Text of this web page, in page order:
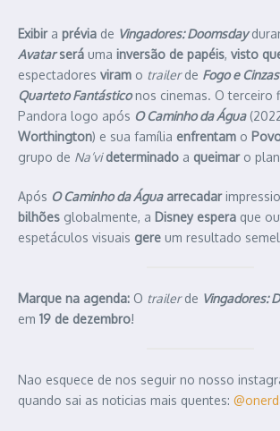
Exibira prévia de Vingadores: Doomsday
Avatar será uma inversão de papéis, visto
espectadores viram o trailerde Fogo e Cinzas
Quarteto Fantásticonos cinemas. O terceiro
Pandora logo após O Caminho da Água
Worthington) e sua família enfrentam o
grupo de Na’vi determinado a queimaro
Após O Caminho da Água arrecadar
bilhões globalmente, a Disney espera que
espetáculos visuais gere um resultado
Marque na agenda: O trailerde Vingadores:
em 19 de dezembro!
Nao esquece de nos seguir no nosso
quando sai as noticias mais quentes: